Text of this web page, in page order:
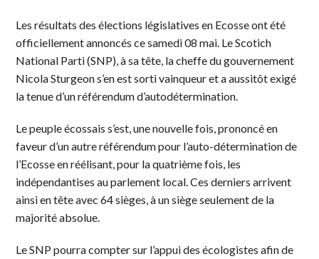
Les résultats des élections législatives en Ecosse ont été
officiellement annoncés ce samedi 08 mai. Le Scotich
National Parti (SNP), à sa tête, la cheffe du gouvernement
Nicola Sturgeon s’en est sorti vainqueur et a aussitôt exigé
la tenue d’un référendum d’autodétermination.
Le peuple écossais s’est, une nouvelle fois, prononcé en
faveur d’un autre référendum pour l’auto-détermination de
l’Ecosse en réélisant, pour la quatrième fois, les
indépendantises au parlement local. Ces derniers arrivent
ainsi en tête avec 64 sièges, à un siège seulement de la
majorité absolue.
Le SNP pourra compter sur l’appui des écologistes afin de